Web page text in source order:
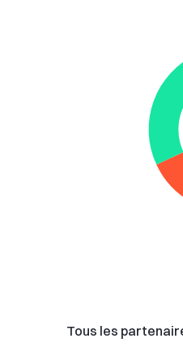
Tous les